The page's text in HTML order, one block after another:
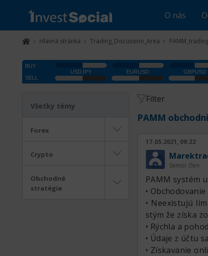
O nás
Hlavná stránka Trading_Discussion_Area
Všetky témy
Forex
Crypto
Obchodné
stratégie
Filter
PAMM
17.05.2021, 09:22
Senior člen
PAMM systém
•
• Neexistujú
stým že získa
• Rýchla a
• Údaje z účtu
• Získavanie